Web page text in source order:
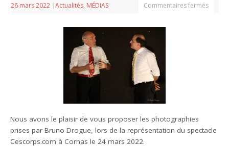
26 mars 2022 |Actualités, MÉDIAS Commentaires fermés
Nous avons le plaisir de vous proposer les photographies
prises par Bruno Drogue, lors de la représentation du spectacle
Cescorps.com à Cornas le 24 mars 2022.